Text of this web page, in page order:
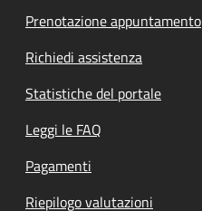
Prenotazione appuntamento
Richiedi assistenza
Statistiche del portale
Leggi le FAQ
Pagamenti
Riepilogo valutazioni